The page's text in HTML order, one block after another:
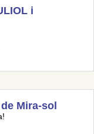
i
Mira-sol